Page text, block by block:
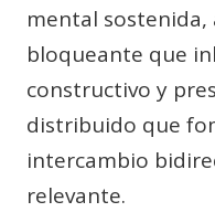
mental
bloqueante que
constructivo y
distribuido que
intercambio
relevante.